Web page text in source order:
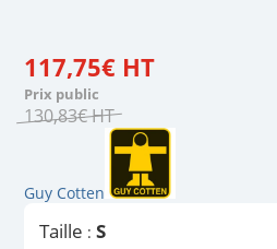
117,75€ HT
Prix public
130,83€HT
Guy Cotten
Taille :S